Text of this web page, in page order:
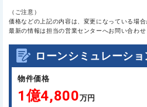
（ご注意）
価格などの上記の内容は、変更になっている場合
最新の情報は担当の営業センターへお問い合わせ
ローンシミュレーショ
物件価格
1億4,800万円